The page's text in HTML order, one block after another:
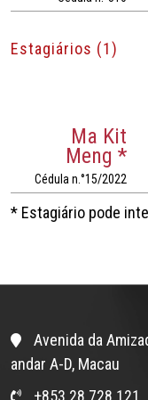
Estagiários (1)
Ma Kit
Meng *
Cédula n.°15/2022
* Estagiário pode
Avenida da
andar A-D, Macau
+853 28 728 121